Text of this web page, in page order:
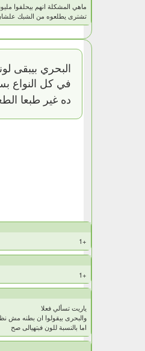
ماهي المشكلة انهم بيحلفوا
تشترى يطلعوه من الشبك
البحري بيبقى
في كل النواع
ده غير طبعا
+1
+1
ياريت تسألي فعلا
والبحرى بيقولوا ان بطنه مش
اما بالنسبة للون فبتهيالى صح